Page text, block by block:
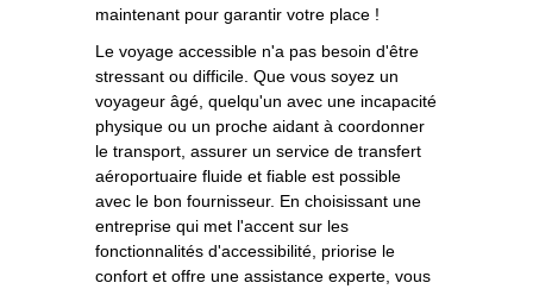
maintenant pour garantir votre place !
Le voyage accessible n'a pas besoin d'être
stressant ou difficile. Que vous soyez un
voyageur âgé, quelqu'un avec une incapacité
physique ou un proche aidant à coordonner
le transport, assurer un service de transfert
aéroportuaire fluide et fiable est possible
avec le bon fournisseur. En choisissant une
entreprise qui met l'accent sur les
fonctionnalités d'accessibilité, priorise le
confort et offre une assistance experte, vous